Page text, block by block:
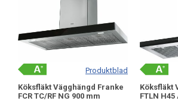
Produktblad
Köksfläkt Vägghängd Franke
FCR TC/RF NG 900 mm
Köksfläkt
FTLN H45